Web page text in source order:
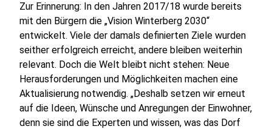
Zur Erinnerung: In den Jahren 2017/18 wurde bereits
mit den Bürgern die „Vision Winterberg 2030“
entwickelt. Viele der damals definierten Ziele wurden
seither erfolgreich erreicht, andere bleiben weiterhin
relevant. Doch die Welt bleibt nicht stehen: Neue
Herausforderungen und Möglichkeiten machen eine
Aktualisierung notwendig. „Deshalb setzen wir erneut
auf die Ideen, Wünsche und Anregungen der Einwohner,
denn sie sind die Experten und wissen, was das Dorf